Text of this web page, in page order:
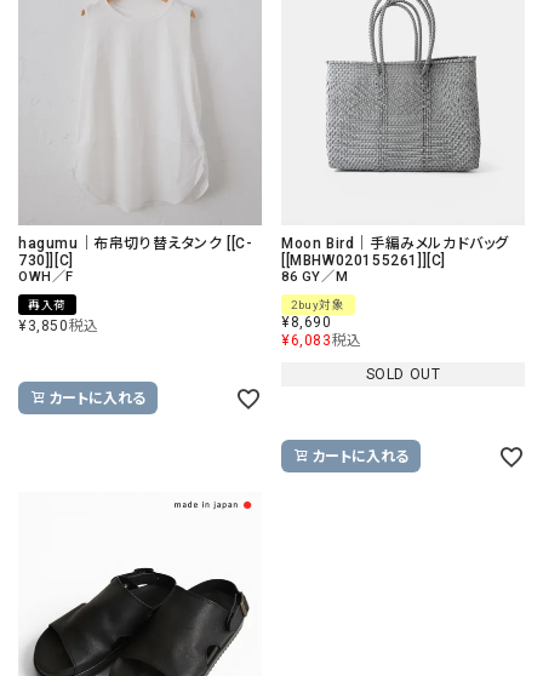
hagumu｜布帛切り替えタンク [[C-
730]][C]
OWH／F
再入荷
¥3,850税込
カートに入れる
Moon Bird｜手編みメルカドバッグ
[[MBHW020155261]][C]
86 GY／M
2buy対象
¥8,690
¥6,083税込
SOLD OUT
カートに入れる